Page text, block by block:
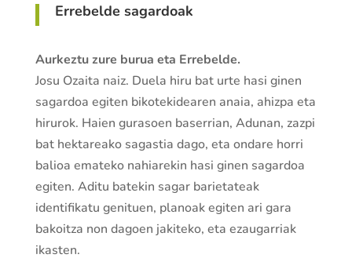
Errebelde sagardoak
Aurkeztu zure burua eta Errebelde.
Josu Ozaita naiz. Duela hiru bat urte hasi ginen
sagardoa egiten bikotekidearen anaia, ahizpa eta
hirurok. Haien gurasoen baserrian, Adunan, zazpi
bat hektareako sagastia dago, eta ondare horri
balioa emateko nahiarekin hasi ginen sagardoa
egiten. Aditu batekin sagar barietateak
identifikatu genituen, planoak egiten ari gara
bakoitza non dagoen jakiteko, eta ezaugarriak
ikasten.